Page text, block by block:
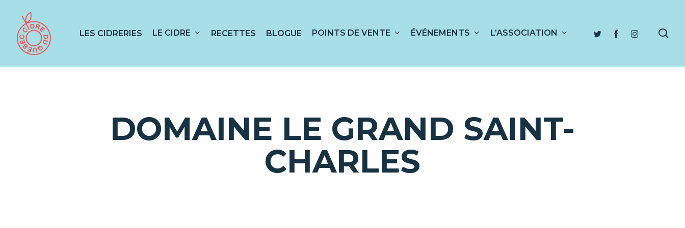
main
content
LES CIDRERIES LE CIDRE RECETTES BLOGUE POINTS DE VENTE ÉVÉNEMENTS L’ASSOCIATION TWITTERFACEBOOKINSTAGRAM
DOMAINE LE GRAND SAINT-
CHARLES